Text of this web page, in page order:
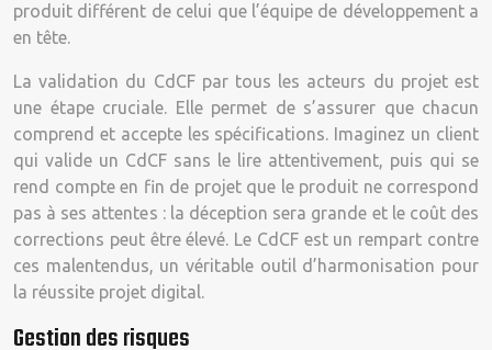
produit différent de celui que l’équipe de développement a
en tête.
La validation du CdCF par tous les acteurs du projet est
une étape cruciale. Elle permet de s’assurer que chacun
comprend et accepte les spécifications. Imaginez un client
qui valide un CdCF sans le lire attentivement, puis qui se
rend compte en fin de projet que le produit ne correspond
pas à ses attentes : la déception sera grande et le coût des
corrections peut être élevé. Le CdCF est un rempart contre
ces malentendus, un véritable outil d’harmonisation pour
la réussite projet digital.
Gestion des risques